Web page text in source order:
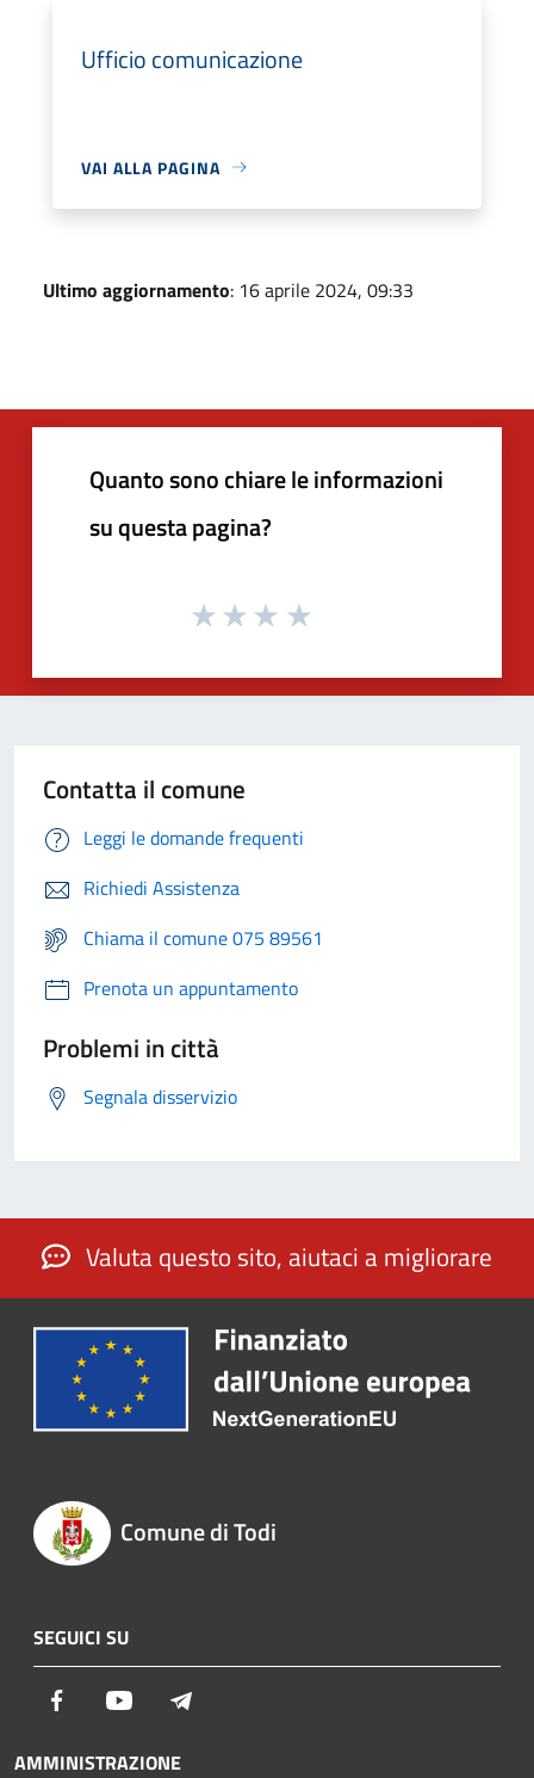
Ufficio comunicazione
VAI ALLA PAGINA
Ultimo aggiornamento: 16 aprile 2024, 09:33
Quanto sono chiare le informazioni
su questa pagina?
Contatta il comune
Leggi le domande frequenti
Richiedi Assistenza
Chiama il comune 075 89561
Prenota un appuntamento
Problemi in città
Segnala disservizio
Valuta questo sito, aiutaci a migliorare
Comune di Todi
SEGUICI SU
Facebook Youtube
AMMINISTRAZIONE